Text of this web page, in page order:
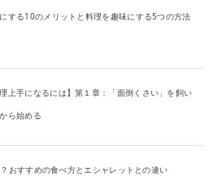
する10のメリットと料理を趣味にする5つの方法
理上手になるには】第１章：「面倒くさい」を飼い
ら始める
おすすめの食べ方とエシャレットとの違い